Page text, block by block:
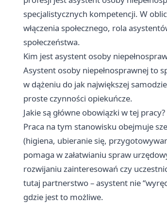
specjalistycznych kompetencji. W
włączenia społecznego, rola
społeczeństwa.
Kim jest asystent osoby
Asystent osoby niepełnosprawnej to
w dążeniu do jak największej
proste czynności opiekuńcze.
Jakie są główne obowiązki w tej pracy?
Praca na tym stanowisku obejmuje
(higiena, ubieranie się,
pomaga w załatwianiu spraw
rozwijaniu zainteresowań czy
tutaj partnerstwo – asystent nie
gdzie jest to możliwe.